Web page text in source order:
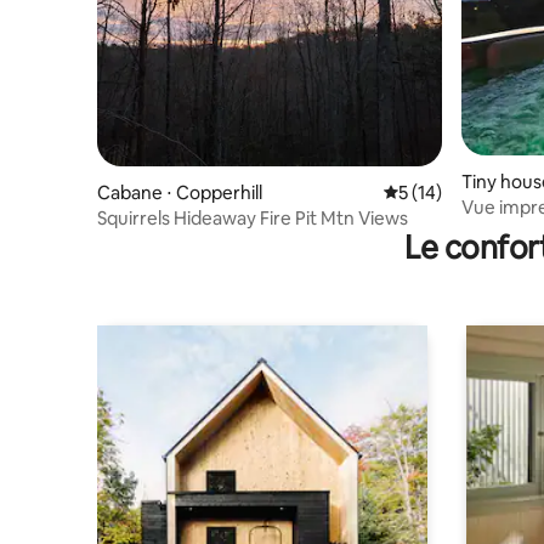
Cabane ⋅ Copperhill Évaluation
5 (14)
Squirrels Hideaway Fire Pit Mtn Views
Tiny
Vue
Le